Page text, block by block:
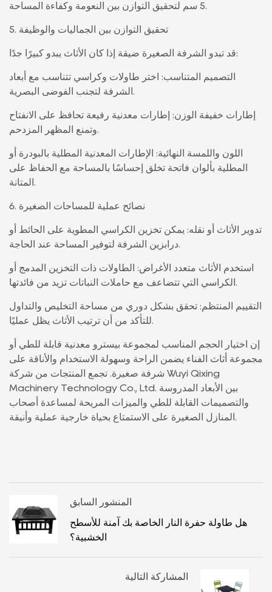
5 سم لتحقيق التوازن بين النعومة وكفاءة المساحة.
5. تحقيق التوازن بين الجماليات والوظيفة
قد تبدو الشرفة الصغيرة ضيقة إذا كان الأثاث يبدو كبيرًا جدًا:
التصميم المتناسب: اختر طاولات وكراسي تتناسب مع أبعاد
الشرفة لتجنب الفوضى البصرية.
إطارات خفيفة الوزن: إطارات معدنية رفيعة تحافظ على الانفتاح
وتمنع المظهر المزدحم.
اللون واللمسة النهائية: الإطارات المعدنية المطلية بالبودرة أو
المطلية بألوان فاتحة تخلق إحساسًا بالمساحة مع الحفاظ على
المتانة.
6. نصائح عملية للمساحات الصغيرة
تدوير الأثاث أو نقله: يمكن تخزين الكراسي المطوية على الحائط أو
درابزين الشرفة لتوفير المساحة عند الحاجة.
استخدم الأثاث متعدد الأغراض: الطاولات ذات التخزين المدمج أو
الكراسي التي تتضاعف مع حاملات النباتات تزيد من فائدتها.
التقييم المنتظم: تحقق بشكل دوري من مساحة التخليص والتداول
للتأكد من أن ترتيب الأثاث يظل عمليًا.
إن اختيار الحجم المناسب لمجموعة بيسترو معدنية قابلة للطي أو
مجموعة أثاث الفناء يضمن الراحة وسهولة الاستخدام والأناقة على
شرفة صغيرة. تجمع المنتجات من شركة Wuyi Qixing
Machinery Technology Co., Ltd. بين الأبعاد المدروسة
والتصميمات القابلة للطي والميزات المريحة لمساعدة أصحاب
المنازل الصغيرة على الاستمتاع بحياة خارجية عملية وأنيقة.
المنشور السابق
هل طاولة حفرة النار الخاصة بك آمنة للأسطح
الخشبية؟
المشاركة التالية